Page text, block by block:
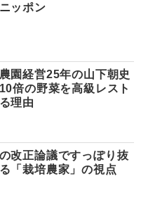
ッポン
園経営25年の山下朝史
倍の野菜を高級レスト
理由
改正論議ですっぽり抜
「栽培農家」の視点